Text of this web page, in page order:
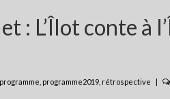
: L’Îlot conte à
programme2019, rétrospective |